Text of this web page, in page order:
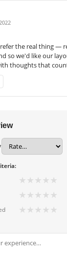
the real thing —
so we'd like our
thoughts that
★ ★ ★ ★ ★
★ ★ ★ ★ ★
★ ★ ★ ★ ★